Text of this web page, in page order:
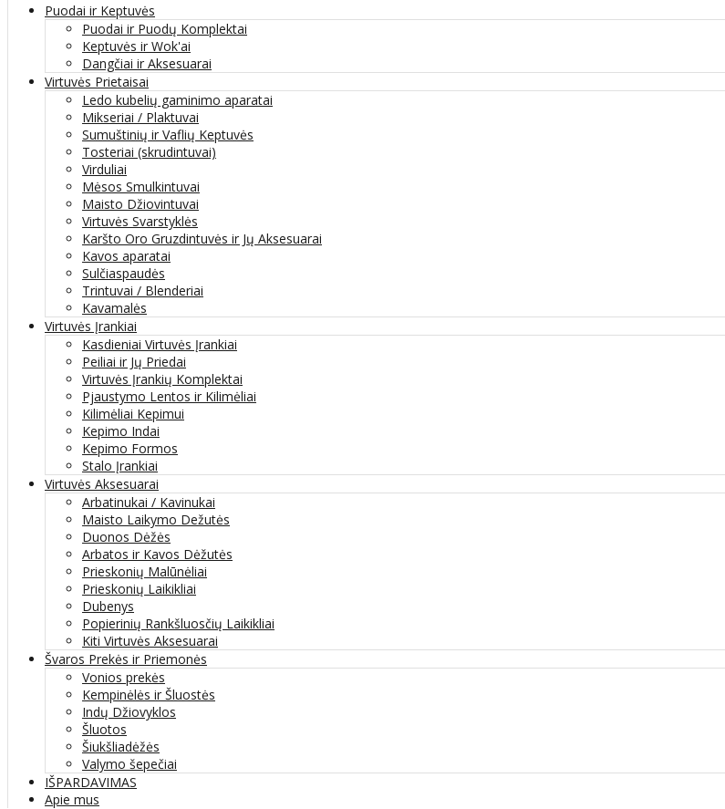
Puodai ir Keptuvės
Puodai ir Puodų Komplektai
Keptuvės ir Wok'ai
Dangčiai ir Aksesuarai
Virtuvės Prietaisai
Ledo kubelių gaminimo aparatai
Mikseriai / Plaktuvai
Sumuštinių ir Vaflių Keptuvės
Tosteriai (skrudintuvai)
Virduliai
Mėsos Smulkintuvai
Maisto Džiovintuvai
Virtuvės Svarstyklės
Karšto Oro Gruzdintuvės ir Jų Aksesuarai
Kavos aparatai
Sulčiaspaudės
Trintuvai / Blenderiai
Kavamalės
Virtuvės Įrankiai
Kasdieniai Virtuvės Įrankiai
Peiliai ir Jų Priedai
Virtuvės Įrankių Komplektai
Pjaustymo Lentos ir Kilimėliai
Kilimėliai Kepimui
Kepimo Indai
Kepimo Formos
Stalo Įrankiai
Virtuvės Aksesuarai
Arbatinukai / Kavinukai
Maisto Laikymo Dežutės
Duonos Dėžės
Arbatos ir Kavos Dėžutės
Prieskonių Malūnėliai
Prieskonių Laikikliai
Dubenys
Popierinių Rankšluosčių Laikikliai
Kiti Virtuvės Aksesuarai
Švaros Prekės ir Priemonės
Vonios prekės
Kempinėlės ir Šluostės
Indų Džiovyklos
Šluotos
Šiukšliadėžės
Valymo šepečiai
IŠPARDAVIMAS
Apie mus